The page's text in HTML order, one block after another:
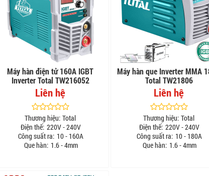
Máy hàn điện tử 160A IGBT
Inverter Total TW216052
Liên hệ
Thương hiệu: Total
Điện thế: 220V - 240V
Công suất ra: 10 - 160A
Que hàn: 1.6 - 4mm
Máy hàn que Inverter MMA
Total TW21806
Liên hệ
Thương hiệu: Total
Điện thế: 220V - 240V
Công suất ra: 10 - 180A
Que hàn: 1.6 - 4mm